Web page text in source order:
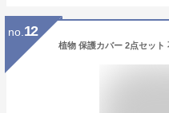
no. 12